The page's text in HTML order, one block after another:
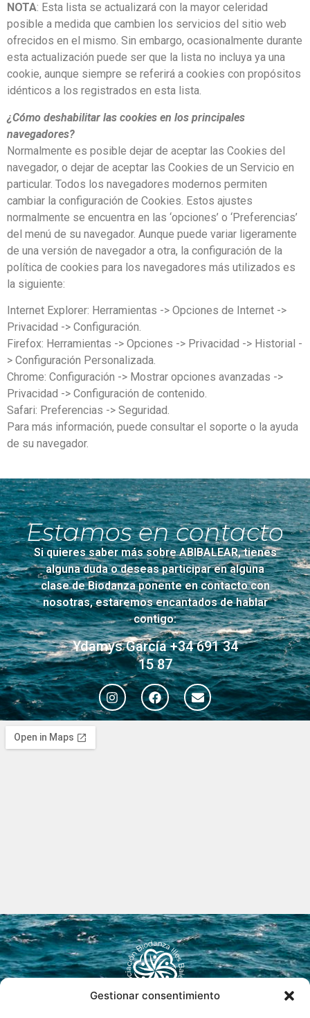
Gestionar consentimiento
NOTA: Esta lista se actualizará con la mayor celeridad
posible a medida que cambien los servicios del sitio web
ofrecidos en el mismo. Sin embargo, ocasionalmente durante
esta actualización puede ser que la lista no incluya ya una
cookie, aunque siempre se referirá a cookies con propósitos
idénticos a los registrados en esta lista.
¿Cómo deshabilitar las cookies en los principales
navegadores?
Normalmente es posible dejar de aceptar las Cookies del
navegador, o dejar de aceptar las Cookies de un Servicio en
particular. Todos los navegadores modernos permiten
cambiar la configuración de Cookies. Estos ajustes
normalmente se encuentra en las ‘opciones’ o ‘Preferencias’
del menú de su navegador. Aunque puede variar ligeramente
de una versión de navegador a otra, la configuración de la
política de cookies para los navegadores más utilizados es
la siguiente:
Internet Explorer: Herramientas -> Opciones de Internet ->
Privacidad -> Configuración.
Firefox: Herramientas -> Opciones -> Privacidad -> Historial -
> Configuración Personalizada.
Chrome: Configuración -> Mostrar opciones avanzadas ->
Privacidad -> Configuración de contenido.
Safari: Preferencias -> Seguridad.
Para más información, puede consultar el soporte o la ayuda
de su navegador.
Estamos en contacto
Si quieres saber más sobre ABIBALEAR, tienes
alguna duda o deseas participar en alguna
clase de Biodanza ponente en contacto con
nosotras, estaremos encantados de hablar
contigo:
Ydamys García +34 691 34
15 87